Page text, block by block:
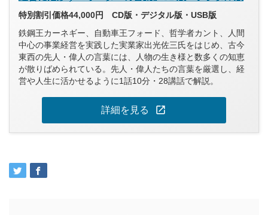
特別割引価格44,000円 CD版・デジタル版・USB版
鉄鋼王カーネギー、自動車王フォード、哲学者カント、人間
中心の事業経営を実践した実業家出光佐三氏をはじめ、古今
東西の先人・偉人の言葉には、人物の生き様と数多くの知恵
が散りばめられている。先人・偉人たちの言葉を厳選し、経
営や人生に活かせるように1話10分・28講話で解説。
詳細を見る open_in_new